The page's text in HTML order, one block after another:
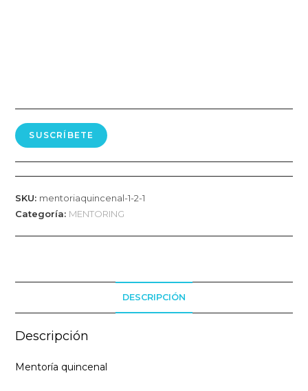
SUSCRÍBETE
SKU: mentoriaquincenal-1-2-1
Categoría: MENTORING
DESCRIPCIÓN
Descripción
Mentoría quincenal